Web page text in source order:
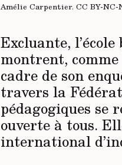
Amélie Carpentier. CC BY-NC-
Excluante,
montrent,
cadre de son
travers la
pédagogiques se
ouverte à tous.
international